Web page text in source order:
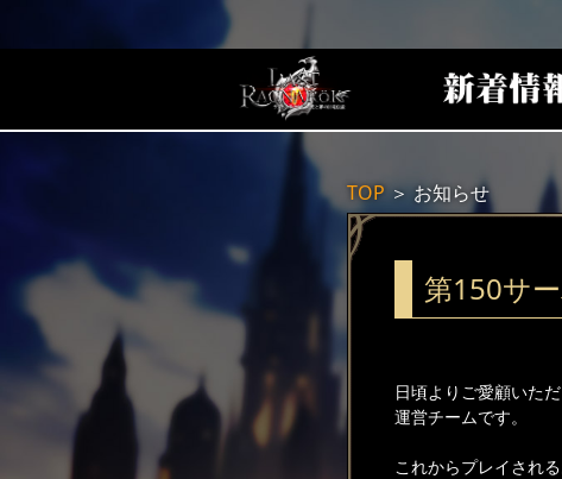
TOP＞お知らせ
第150サ
日頃よりご愛顧いた
運営チームです。
これからプレイされ